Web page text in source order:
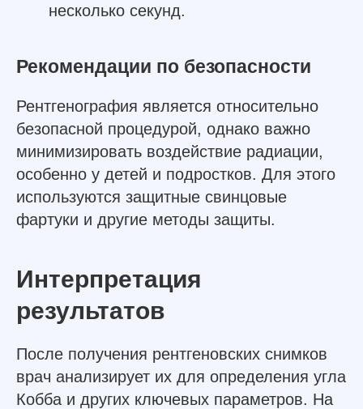
несколько секунд.
Рекомендации по безопасности
Рентгенография является относительно
безопасной процедурой, однако важно
минимизировать воздействие радиации,
особенно у детей и подростков. Для этого
используются защитные свинцовые
фартуки и другие методы защиты.
Интерпретация
результатов
После получения рентгеновских снимков
врач анализирует их для определения угла
Кобба и других ключевых параметров. На